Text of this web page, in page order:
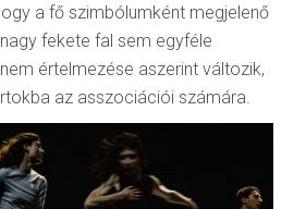
a fő szimbólumként megjelenő
fekete fal sem egyféle
értelmezése aszerint változik,
az asszociációi számára.